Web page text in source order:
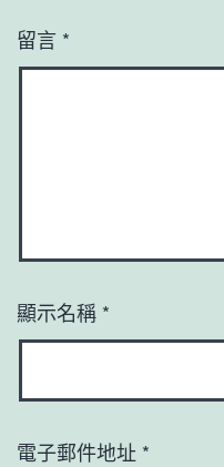
留言 *
顯示名稱 *
電子郵件地址 *